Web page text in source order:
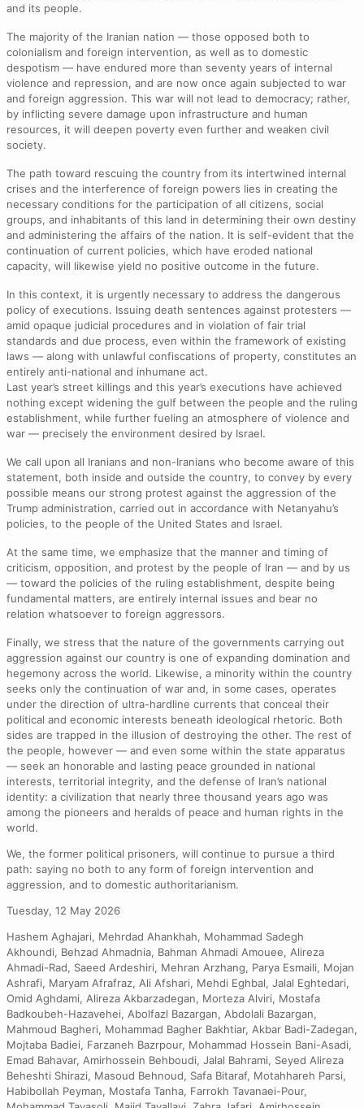
and its people.
The majority of the Iranian nation — those opposed both to
colonialism and foreign intervention, as well as to domestic
despotism — have endured more than seventy years of internal
violence and repression, and are now once again subjected to war
and foreign aggression. This war will not lead to democracy; rather,
by inflicting severe damage upon infrastructure and human
resources, it will deepen poverty even further and weaken civil
society.
The path toward rescuing the country from its intertwined internal
crises and the interference of foreign powers lies in creating the
necessary conditions for the participation of all citizens, social
groups, and inhabitants of this land in determining their own destiny
and administering the affairs of the nation. It is self-evident that the
continuation of current policies, which have eroded national
capacity, will likewise yield no positive outcome in the future.
In this context, it is urgently necessary to address the dangerous
policy of executions. Issuing death sentences against protesters —
amid opaque judicial procedures and in violation of fair trial
standards and due process, even within the framework of existing
laws — along with unlawful confiscations of property, constitutes an
entirely anti-national and inhumane act.
Last year’s street killings and this year’s executions have achieved
nothing except widening the gulf between the people and the ruling
establishment, while further fueling an atmosphere of violence and
war — precisely the environment desired by Israel.
We call upon all Iranians and non-Iranians who become aware of this
statement, both inside and outside the country, to convey by every
possible means our strong protest against the aggression of the
Trump administration, carried out in accordance with Netanyahu’s
policies, to the people of the United States and Israel.
At the same time, we emphasize that the manner and timing of
criticism, opposition, and protest by the people of Iran — and by us
— toward the policies of the ruling establishment, despite being
fundamental matters, are entirely internal issues and bear no
relation whatsoever to foreign aggressors.
Finally, we stress that the nature of the governments carrying out
aggression against our country is one of expanding domination and
hegemony across the world. Likewise, a minority within the country
seeks only the continuation of war and, in some cases, operates
under the direction of ultra-hardline currents that conceal their
political and economic interests beneath ideological rhetoric. Both
sides are trapped in the illusion of destroying the other. The rest of
the people, however — and even some within the state apparatus
— seek an honorable and lasting peace grounded in national
interests, territorial integrity, and the defense of Iran’s national
identity: a civilization that nearly three thousand years ago was
among the pioneers and heralds of peace and human rights in the
world.
We, the former political prisoners, will continue to pursue a third
path: saying no both to any form of foreign intervention and
aggression, and to domestic authoritarianism.
Tuesday, 12 May 2026
Hashem Aghajari, Mehrdad Ahankhah, Mohammad Sadegh
Akhoundi, Behzad Ahmadnia, Bahman Ahmadi Amouee, Alireza
Ahmadi-Rad, Saeed Ardeshiri, Mehran Arzhang, Parya Esmaili, Mojan
Ashrafi, Maryam Afrafraz, Ali Afshari, Mehdi Eghbal, Jalal Eghtedari,
Omid Aghdami, Alireza Akbarzadegan, Morteza Alviri, Mostafa
Badkoubeh-Hazavehei, Abolfazl Bazargan, Abdolali Bazargan,
Mahmoud Bagheri, Mohammad Bagher Bakhtiar, Akbar Badi-Zadegan,
Mojtaba Badiei, Farzaneh Bazrpour, Mohammad Hossein Bani-Asadi,
Emad Bahavar, Amirhossein Behboudi, Jalal Bahrami, Seyed Alireza
Beheshti Shirazi, Masoud Behnoud, Safa Bitaraf, Motahhareh Parsi,
Habibollah Peyman, Mostafa Tanha, Farrokh Tavanaei-Pour,